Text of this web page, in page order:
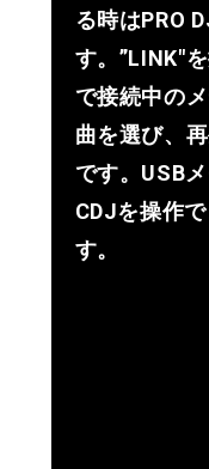
る時はPRO
す。”LINK"
で接続中の
曲を選び、
です。USB
CDJを操作
す。